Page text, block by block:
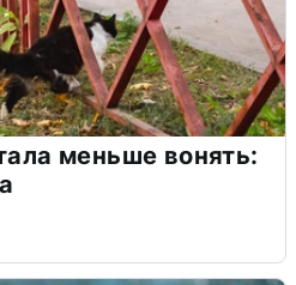
меньше вонять: